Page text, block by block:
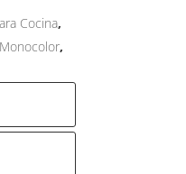
Cocina,
Monocolor,